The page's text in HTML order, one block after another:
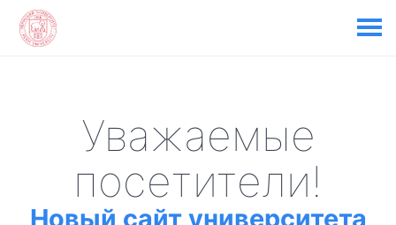
Уважаемые
посетители!
Новый сайт университета